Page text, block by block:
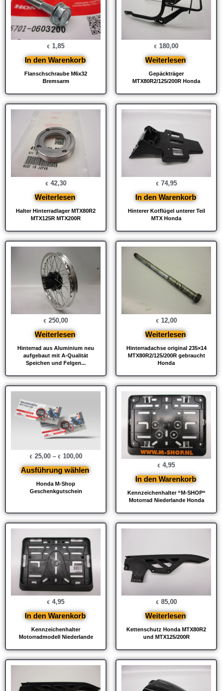
Flanschschraube M6x32
Bremsarm
€ 1,85
In den Warenkorb
Gepäckträger
MTX80R2/125/200R Honda
€ 180,00
Weiterlesen
Halter Hinterradlager MTX80R2
MTX125R MTX200R
€ 42,30
Weiterlesen
Hinterer Kotflügel unterer Teil
MTX Honda
€ 74,95
In den Warenkorb
Hinterrad aus Aluminium neu
aufgebaut mit A-Qualität
Speichen und Felgen...
€ 250,00
Weiterlesen
Hinterradachse original 235×14
MTX80R2/125/200R gebraucht
Honda
€ 12,00
Weiterlesen
Honda M-Shop
Geschenkgutschein
€ 25,00– € 100,00
Ausführung wählen
Kennzeichenhalter “M-SHOP“
Motorrad Niederlande Honda
€ 4,95
In den Warenkorb
Kennzeichenhalter
Motorradmodell Niederlande
€ 4,95
In den Warenkorb
Kettenschutz Honda MTX80R2
und MTX125/200R
€ 85,00
Weiterlesen